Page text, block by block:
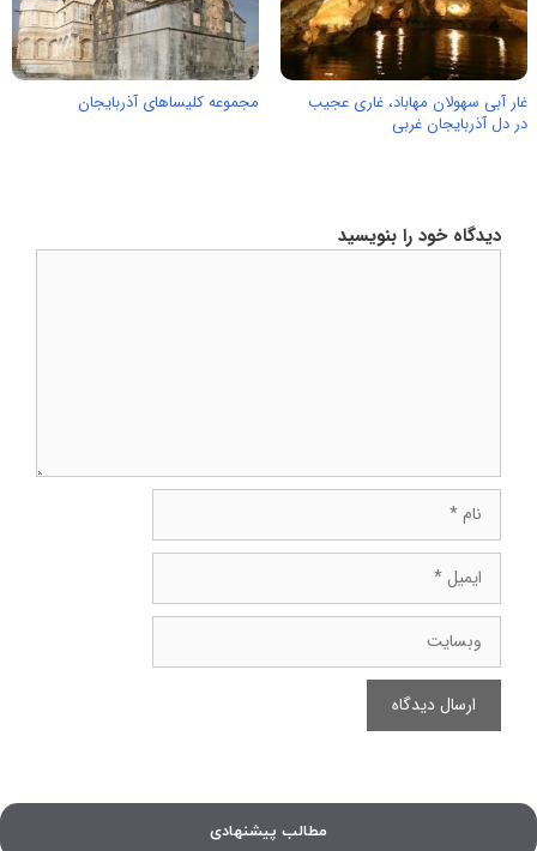
غار آبی سهولان مهاباد، غاری عجیب
در دل آذربایجان غربی
مجموعه کلیساهای آذربایجان
دیدگاه خود را بنویسید
ایمیل
وبسایت
مطالب پیشنهادی